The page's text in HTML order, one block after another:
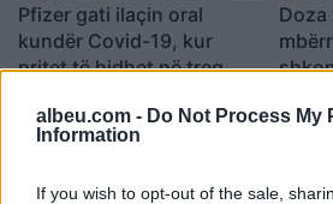
albeu.com - Do Not Process My
Information
If you wish to opt-out of the sale,
Pfizer gati ilaçin oral
kundër Covid-19, kur
pritet të hidhet në treg
Doza